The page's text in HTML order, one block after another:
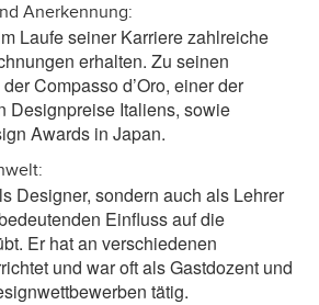
Anerkennung:
Laufe seiner Karriere zahlreiche
erhalten. Zu seinen
Compasso d’Oro, einer der
Designpreise Italiens, sowie
Awards in Japan.
Designer, sondern auch als Lehrer
Einfluss auf die
Er hat an verschiedenen
und war oft als Gastdozent und
tätig.